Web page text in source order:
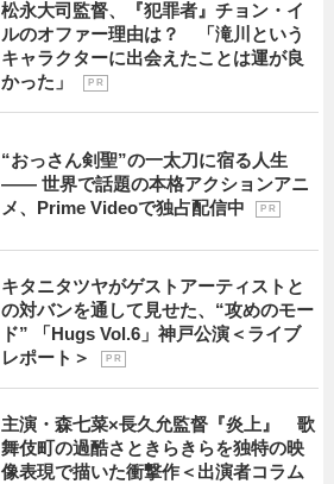
松永大司監督、『犯罪者』チョン・イ
ルのオファー理由は？ 「滝川という
キャラクターに出会えたことは運が良
かった」
P R
“おっさん剣聖”の一太刀に宿る人生
―― 世界で話題の本格アクションアニ
メ、Prime Videoで独占配信中
P R
キタニタツヤがゲストアーティストと
の対バンを通して見せた、“攻めのモー
ド” 「Hugs Vol.6」神戸公演＜ライブ
レポート＞
P R
主演・森七菜×長久允監督『炎上』 歌
舞伎町の過酷さときらきらを独特の映
像表現で描いた衝撃作＜出演者コラム